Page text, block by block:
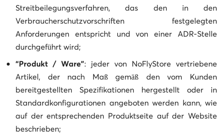
Streitbeilegungsverfahren, das den in den
Verbraucherschutzvorschriften festgelegten
Anforderungen entspricht und von einer ADR-Stelle
durchgeführt wird;
“Produkt / Ware”: jeder von NoFlyStore vertriebene
Artikel, der nach Maß gemäß den vom Kunden
bereitgestellten Spezifikationen hergestellt oder in
Standardkonfigurationen angeboten werden kann, wie
auf der entsprechenden Produktseite auf der Website
beschrieben;